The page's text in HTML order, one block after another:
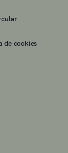
de cookies